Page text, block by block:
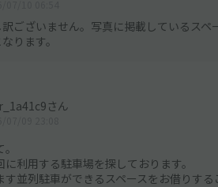
訳ございません。写真に掲載しているス
ります。
さん
に利用する駐車場を探しております。
す並列駐車ができるスペースをお借りする